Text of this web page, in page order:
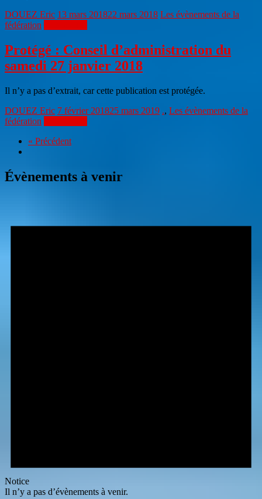
DOUEZ Eric 13 mars 201822 mars 2018 Les évènements de la
fédération
Protégé : Conseil d’administration du
samedi 27 janvier 2018
Il n’y a pas d’extrait, car cette publication est protégée.
DOUEZ Eric 7 février 201825 mars 2019 ., Les évènements de la
fédération
« Précédent
Évènements à venir
Notice
Il n’y a pas d’évènements à venir.